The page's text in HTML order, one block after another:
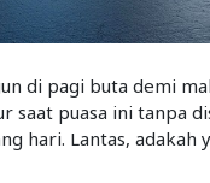
di pagi buta demi
saat puasa ini tanpa
hari. Lantas, adakah